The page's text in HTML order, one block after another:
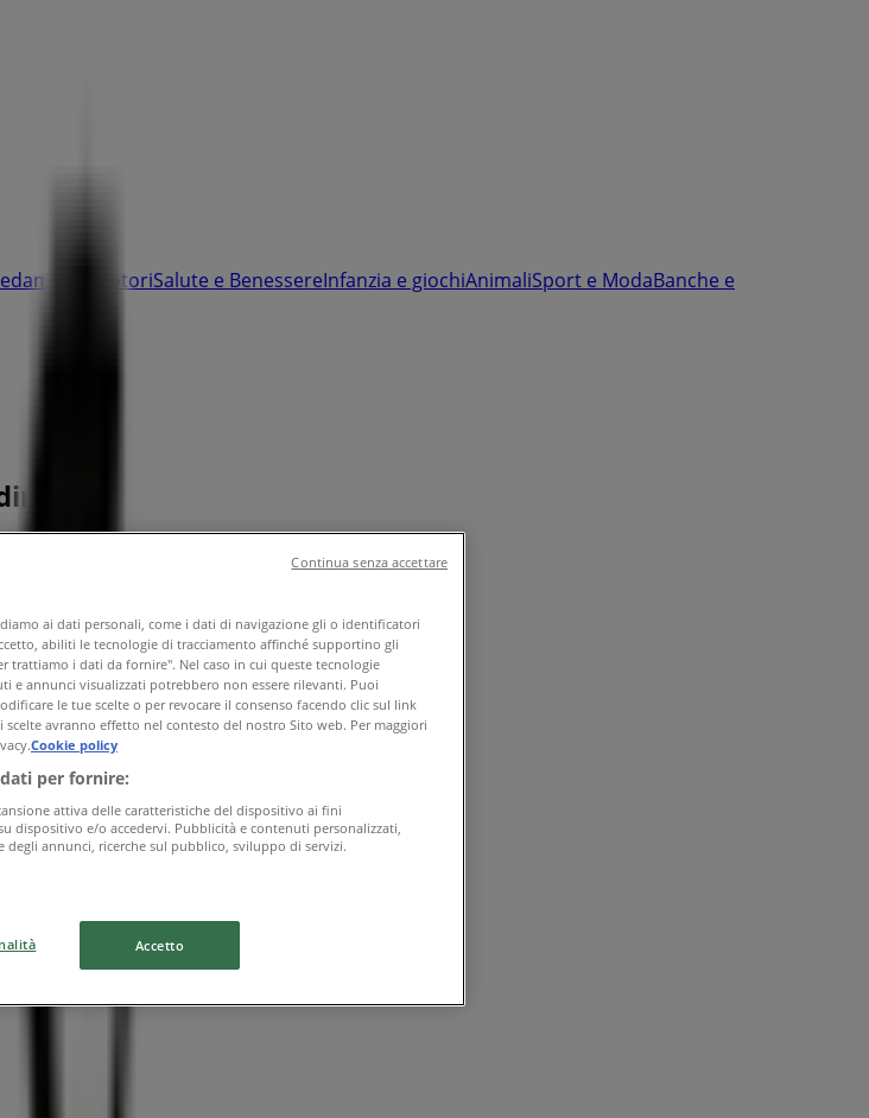
MotoriSalute e BenessereInfanzia e giochiAnimaliSport e ModaBanche e
ai dati personali, come i dati di navigazione gli o identificatori
abiliti le tecnologie di tracciamento affinché supportino gli
trattiamo i dati da fornire". Nel caso in cui queste tecnologie
e annunci visualizzati potrebbero non essere rilevanti. Puoi
le tue scelte o per revocare il consenso facendo clic sul link
avranno effetto nel contesto del nostro Sito web. Per maggiori
Cookie policy
per fornire:
attiva delle caratteristiche del dispositivo ai fini
dispositivo e/o accedervi. Pubblicità e contenuti personalizzati,
annunci, ricerche sul pubblico, sviluppo di servizi.
Accetto
Continua senza accettare